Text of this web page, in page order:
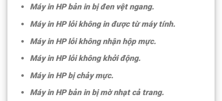
Máy in HP bản in bị đen vệt ngang.
Máy in HP lỗi không in được từ máy tính.
Máy in HP lỗi không nhận hộp mực.
Máy in HP lỗi không khởi động.
Máy in HP bị chảy mực.
Máy in HP bản in bị mờ nhạt cả trang.